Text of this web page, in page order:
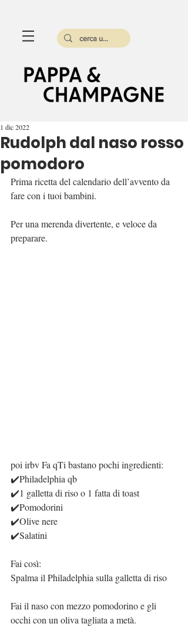
Rudolph dal naso rosso
pomodoro
1 dic 2022
Prima ricetta del calendario dell’avvento da
fare con i tuoi bambini.
Per una merenda divertente, e veloce da
preparare.
poi irbv Fa qTi bastano pochi ingredienti:
✔️Philadelphia qb
✔️1 galletta di riso o 1 fatta di toast
✔️Pomodorini
✔️Olive nere
✔️Salatini
Fai così:
Spalma il Philadelphia sulla galletta di riso
Fai il naso con mezzo pomodorino e gli
occhi con un oliva tagliata a metà.